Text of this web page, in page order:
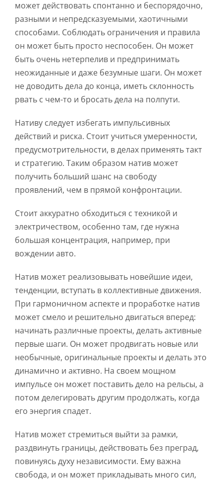
может действовать спонтанно и беспорядочно,
разными и непредсказуемыми, хаотичными
способами. Соблюдать ограничения и правила
он может быть просто неспособен. Он может
быть очень нетерпелив и предпринимать
неожиданные и даже безумные шаги. Он может
не доводить дела до конца, иметь склонность
рвать с чем-то и бросать дела на полпути.
Нативу следует избегать импульсивных
действий и риска. Стоит учиться умеренности,
предусмотрительности, в делах применять такт
и стратегию. Таким образом натив может
получить больший шанс на свободу
проявлений, чем в прямой конфронтации.
Стоит аккуратно обходиться с техникой и
электричеством, особенно там, где нужна
большая концентрация, например, при
вождении авто.
Натив может реализовывать новейшие идеи,
тенденции, вступать в коллективные движения.
При гармоничном аспекте и проработке натив
может смело и решительно двигаться вперед:
начинать различные проекты, делать активные
первые шаги. Он может продвигать новые или
необычные, оригинальные проекты и делать это
динамично и активно. На своем мощном
импульсе он может поставить дело на рельсы, а
потом делегировать другим продолжать, когда
его энергия спадет.
Натив может стремиться выйти за рамки,
раздвинуть границы, действовать без преград,
повинуясь духу независимости. Ему важна
свобода, и он может прикладывать много сил,